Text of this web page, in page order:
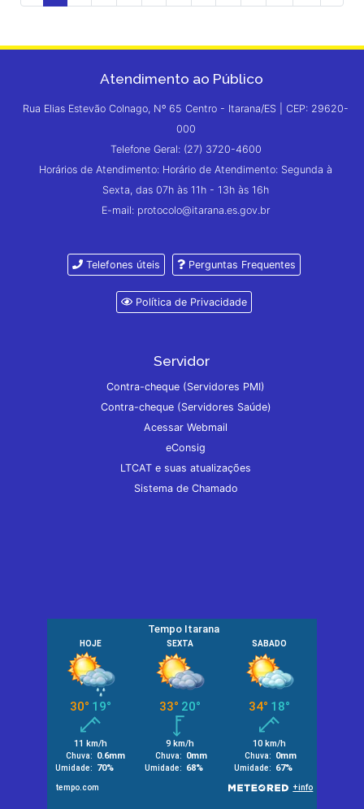
Atendimento ao Público
Rua Elias Estevão Colnago, Nº 65 Centro - Itarana/ES | CEP: 29620-
000
Telefone Geral: (27) 3720-4600
Horários de Atendimento: Horário de Atendimento: Segunda à
Sexta, das 07h às 11h - 13h às 16h
E-mail: protocolo@itarana.es.gov.br
Telefones úteis Perguntas Frequentes
Política de Privacidade
Servidor
Contra-cheque (Servidores PMI)
Contra-cheque (Servidores Saúde)
Acessar Webmail
eConsig
LTCAT e suas atualizações
Sistema de Chamado